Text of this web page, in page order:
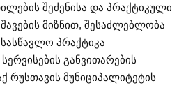
შეძენისა და პრაქტიკული
მიზნით, შესაძლებლობა
პრაქტიკა
განვითარების
რუსთავის მუნიციპალიტეტის